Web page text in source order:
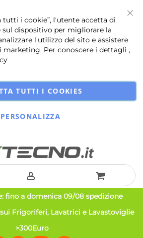
tutti i cookie”, l'utente accetta di
dispositivo per migliorare la
l'utilizzo del sito e assistere
Per conoscere i dettagli ,
TUTTI I COOKIES
PERSONALIZZA
fino a domenica 09/08 spedizione
Frigoriferi, Lavatrici e Lavastoviglie
>300Euro